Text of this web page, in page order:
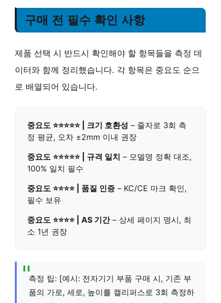
구매 전 필수 확인 사항
제품 선택 시 반드시 확인해야 할 항목들을 측정 데
이터와 함께 정리했습니다. 각 항목은 중요도 순으
로 배열되어 있습니다.
중요도 ⭐⭐⭐⭐⭐ | 크기 호환성 – 줄자로 3회 측
정 평균, 오차 ±2mm 이내 권장
중요도 ⭐⭐⭐⭐⭐ | 규격 일치 – 모델명 정확 대조,
100% 일치 필수
중요도 ⭐⭐⭐⭐ | 품질 인증 – KC/CE 마크 확인,
필수 보유
중요도 ⭐⭐⭐⭐ | AS 기간– 상세 페이지 명시, 최
소 1년 권장
측정 팁: [예시: 전자기기 부품 구매 시, 기존 부
품의 가로, 세로, 높이를 캘리퍼스로 3회 측정하